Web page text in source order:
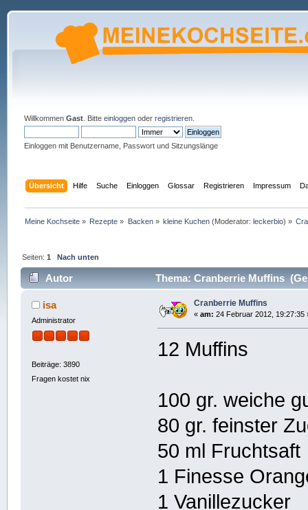
Willkommen Gast. Bitte einloggenoder registrieren.
Einloggen mit Benutzername, Passwort und Sitzungslänge
Übersicht Hilfe Suche Einloggen Glossar Registrieren Impressum
Meine Kochseite » Rezepte » Backen» kleine Kuchen (Moderator:leckerbio) »
Seiten:1 Nach unten
Autor Thema: Cranberrie Muffins
isa
Administrator
Beiträge: 3890
Fragen kostet nix
Cranberrie Muffins
« am: 24 Februar 2012, 19:27:35
12 Muffins
100 gr. weiche
80 gr. feinster
50 ml Fruchtsaft
1 Finesse
1 Vanillezucker